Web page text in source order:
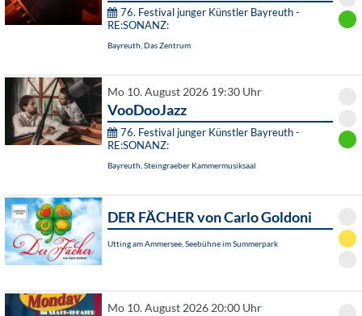
76. Festival junger Künstler Bayreuth -
RE:SONANZ:
Bayreuth, Das Zentrum
Mo 10. August 2026 19:30 Uhr
VooDooJazz
76. Festival junger Künstler Bayreuth -
RE:SONANZ:
Bayreuth, Steingraeber Kammermusiksaal
DER FÄCHER von Carlo Goldoni
Utting am Ammersee, Seebühne im Summerpark
Mo 10. August 2026 20:00 Uhr